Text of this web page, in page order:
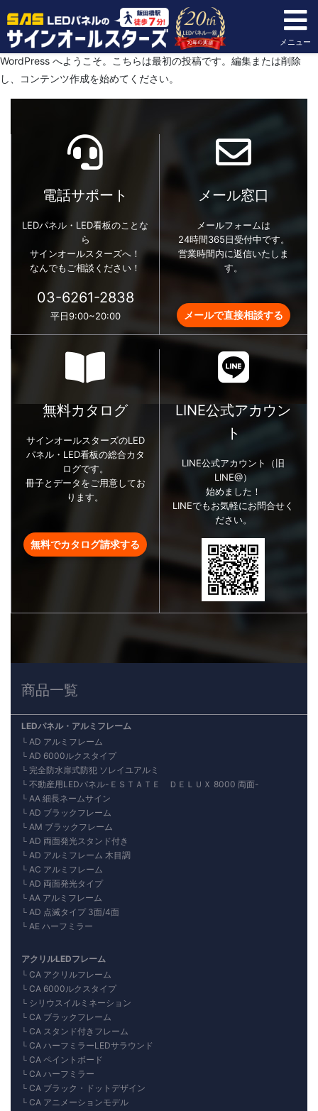
メニュー
Hello world!
2020年04月30日
WordPress へようこそ。こちらは最初の投稿です。編集または削除
し、コンテンツ作成を始めてください。
電話サポート
LEDパネル・LED看板のことな
ら
サインオールスターズへ！
なんでもご相談ください！
03-6261-2838
平日9:00~20:00
メール窓口
メールフォームは
24時間365日受付中です。
営業時間内に返信いたしま
す。
メールで直接相談する
無料カタログ
サインオールスターズのLED
パネル・LED看板の総合カタ
ログです。
冊子とデータをご用意してお
ります。
無料でカタログ請求する
LINE公式アカウン
ト
LINE公式アカウント（旧
LINE@）
始めました！
LINEでもお気軽にお問合せく
ださい。
商品一覧
LEDパネル・アルミフレーム
AD アルミフレーム
AD 6000ルクスタイプ
完全防水扉式防犯 ソレイユアルミ
不動産用LEDパネル-ＥＳＴＡＴＥ ＤＥＬＵＸ 8000 両面-
AA 細長ネームサイン
AD ブラックフレーム
AM ブラックフレーム
AD 両面発光スタンド付き
AD アルミフレーム 木目調
AC アルミフレーム
AD 両面発光タイプ
AA アルミフレーム
AD 点滅タイプ 3面/4面
AE ハーフミラー
アクリルLEDフレーム
CA アクリルフレーム
CA 6000ルクスタイプ
シリウスイルミネーション
CA ブラックフレーム
CA スタンド付きフレーム
CA ハーフミラーLEDサラウンド
CA ペイントボード
CA ハーフミラー
CA ブラック・ドットデザイン
CA アニメーションモデル